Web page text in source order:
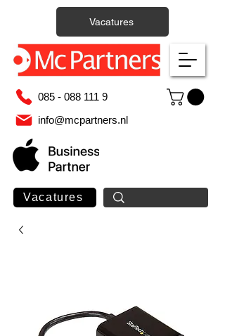
085 - 088 111 9
info@mcpartners.nl
Vacatures
Vacatures